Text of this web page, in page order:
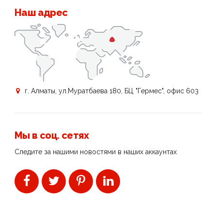
Наш адрес
г. Алматы, ул.Муратбаева 180, БЦ "Гермес", офис 603
Мы в соц. сетях
Следите за нашими новостями в наших аккаунтах